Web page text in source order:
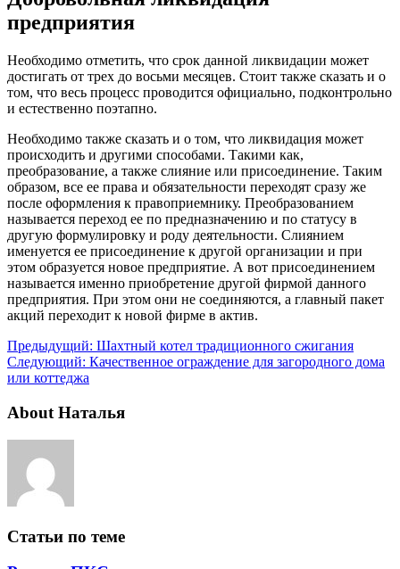
предприятия
Необходимо отметить, что срок данной ликвидации может
достигать от трех до восьми месяцев. Стоит также сказать и о
том, что весь процесс проводится официально, подконтрольно
и естественно поэтапно.
Необходимо также сказать и о том, что ликвидация может
происходить и другими способами. Такими как,
преобразование, а также слияние или присоединение. Таким
образом, все ее права и обязательности переходят сразу же
после оформления к правоприемнику. Преобразованием
называется переход ее по предназначению и по статусу в
другую формулировку и роду деятельности. Слиянием
именуется ее присоединение к другой организации и при
этом образуется новое предприятие. А вот присоединением
называется именно приобретение другой фирмой данного
предприятия. При этом они не соединяются, а главный пакет
акций переходит к новой фирме в актив.
Предыдущий: Шахтный котел традиционного сжигания
Следующий: Качественное ограждение для загородного дома
или коттеджа
About Наталья
Статьи по теме